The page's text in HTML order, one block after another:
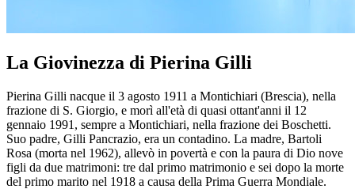
La Giovinezza di Pierina Gilli
Pierina Gilli nacque il 3 agosto 1911 a Montichiari (Brescia), nella
frazione di S. Giorgio, e morì all'età di quasi ottant'anni il 12
gennaio 1991, sempre a Montichiari, nella frazione dei Boschetti.
Suo padre, Gilli Pancrazio, era un contadino. La madre, Bartoli
Rosa (morta nel 1962), allevò in povertà e con la paura di Dio nove
figli da due matrimoni: tre dal primo matrimonio e sei dopo la morte
del primo marito nel 1918 a causa della Prima Guerra Mondiale.